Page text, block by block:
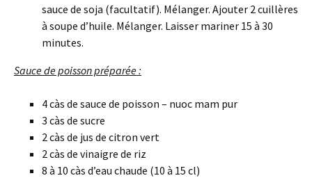
sauce de soja (facultatif). Mélanger. Ajouter 2 cuillères
à soupe d’huile. Mélanger. Laisser mariner 15 à 30
minutes.
Sauce de poisson préparée :
4 càs de sauce de poisson – nuoc mam pur
3 càs de sucre
2 càs de jus de citron vert
2 càs de vinaigre de riz
8 à 10 càs d’eau chaude (10 à 15 cl)